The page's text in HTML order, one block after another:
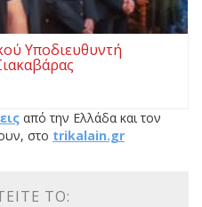
Υποδιευθυντή
από την Ελλάδα και τον
στο trikalain.gr
ΤΟ: